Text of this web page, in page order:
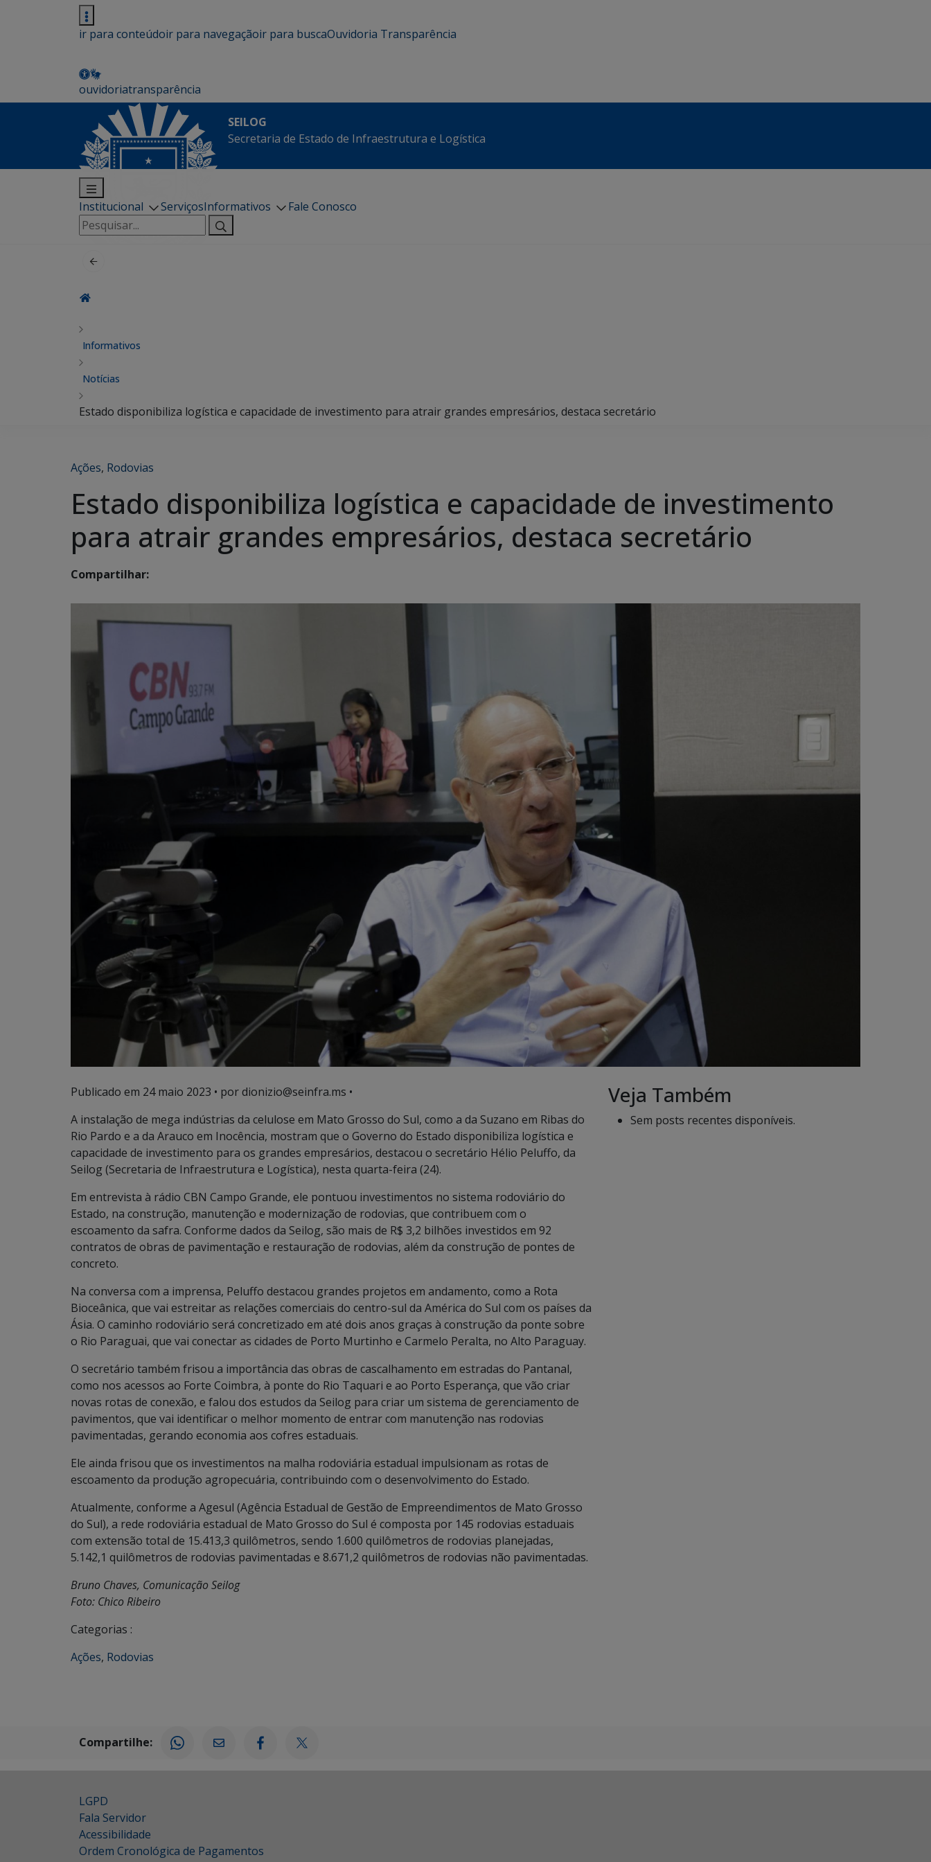
ir para conteúdoir para navegaçãoir para buscaOuvidoria Transparência
ouvidoriatransparência
SEILOG
Secretaria de Estado de Infraestrutura e Logística
Institucional ServiçosInformativos
Fale Conosco
Pesquisar
por:
Informativos
Notícias
Estado disponibiliza logística e capacidade de investimento para atrair grandes empresários, destaca secretário
Ações, Rodovias
Estado disponibiliza logística e capacidade de investimento
para atrair grandes empresários, destaca secretário
Compartilhar:
Publicado em 24 maio 2023 • por dionizio@seinfra.ms •
A instalação de mega indústrias da celulose em Mato Grosso do Sul, como a da Suzano em Ribas do
Rio Pardo e a da Arauco em Inocência, mostram que o Governo do Estado disponibiliza logística e
capacidade de investimento para os grandes empresários, destacou o secretário Hélio Peluffo, da
Seilog (Secretaria de Infraestrutura e Logística), nesta quarta-feira (24).
Em entrevista à rádio CBN Campo Grande, ele pontuou investimentos no sistema rodoviário do
Estado, na construção, manutenção e modernização de rodovias, que contribuem com o
escoamento da safra. Conforme dados da Seilog, são mais de R$ 3,2 bilhões investidos em 92
contratos de obras de pavimentação e restauração de rodovias, além da construção de pontes de
concreto.
Na conversa com a imprensa, Peluffo destacou grandes projetos em andamento, como a Rota
Bioceânica, que vai estreitar as relações comerciais do centro-sul da América do Sul com os países da
Ásia. O caminho rodoviário será concretizado em até dois anos graças à construção da ponte sobre
o Rio Paraguai, que vai conectar as cidades de Porto Murtinho e Carmelo Peralta, no Alto Paraguay.
O secretário também frisou a importância das obras de cascalhamento em estradas do Pantanal,
como nos acessos ao Forte Coimbra, à ponte do Rio Taquari e ao Porto Esperança, que vão criar
novas rotas de conexão, e falou dos estudos da Seilog para criar um sistema de gerenciamento de
pavimentos, que vai identificar o melhor momento de entrar com manutenção nas rodovias
pavimentadas, gerando economia aos cofres estaduais.
Ele ainda frisou que os investimentos na malha rodoviária estadual impulsionam as rotas de
escoamento da produção agropecuária, contribuindo com o desenvolvimento do Estado.
Atualmente, conforme a Agesul (Agência Estadual de Gestão de Empreendimentos de Mato Grosso
do Sul), a rede rodoviária estadual de Mato Grosso do Sul é composta por 145 rodovias estaduais
com extensão total de 15.413,3 quilômetros, sendo 1.600 quilômetros de rodovias planejadas,
5.142,1 quilômetros de rodovias pavimentadas e 8.671,2 quilômetros de rodovias não pavimentadas.
Bruno Chaves, Comunicação Seilog
Foto: Chico Ribeiro
Categorias :
Ações, Rodovias
Veja Também
Sem posts recentes disponíveis.
Compartilhe:
LGPD
Fala Servidor
Acessibilidade
Ordem Cronológica de Pagamentos